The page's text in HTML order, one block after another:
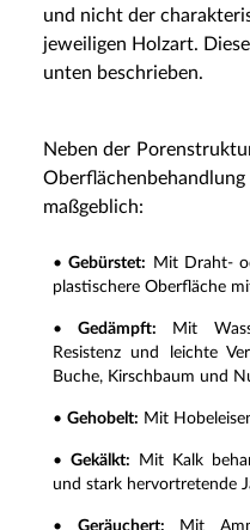
und nicht der
jeweiligen Holzart.
unten beschrieben.
Neben der
maßgeblich:
•Gebürstet: Mit Draht-
plastischere Oberfläche
•Gedämpft: Mit
Resistenz und leichte
Buche, Kirschbaum und
• Gehobelt: Mit
• Gekälkt: Mit Kalk
und stark hervortretende
• Geräuchert: Mit